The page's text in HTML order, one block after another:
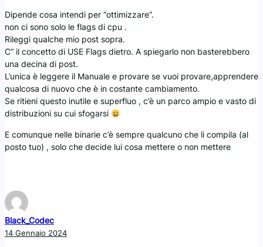
Dipende cosa intendi per “ottimizzare”.
non ci sono solo le flags di cpu .
Rileggi qualche mio post sopra.
C” il concetto di USE Flags dietro. A spiegarlo non basterebbero
una decina di post.
L’unica è leggere il Manuale e provare se vuoi provare,apprendere
qualcosa di nuovo che è in costante cambiamento.
Se ritieni questo inutile e superfluo , c’è un parco ampio e vasto di
distribuzioni su cui sfogarsi
E comunque nelle binarie c’è sempre qualcuno che li compila (al
posto tuo) , solo che decide lui cosa mettere o non mettere
Black_Codec
14 Gennaio 2024